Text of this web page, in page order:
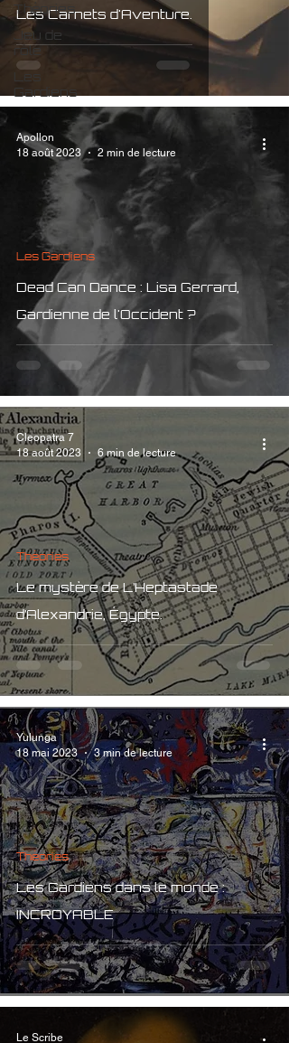
Théories
Jeu de
rôle
Gardiens
Les Carnets d'Aventure.
Dead Can Dance : Lisa Gerrard,
Gardienne de l'Occident ?
Les Gardiens
Apollon
18 août 2023
2 min de lecture
Le mystère de L’Heptastade
d’Alexandrie, Égypte.
Théories
Cleopatra 7
18 août 2023
6 min de lecture
Les Gardiens dans le monde :
INCROYABLE
Théories
Yulunga
18 mai 2023
3 min de lecture
Le Scribe